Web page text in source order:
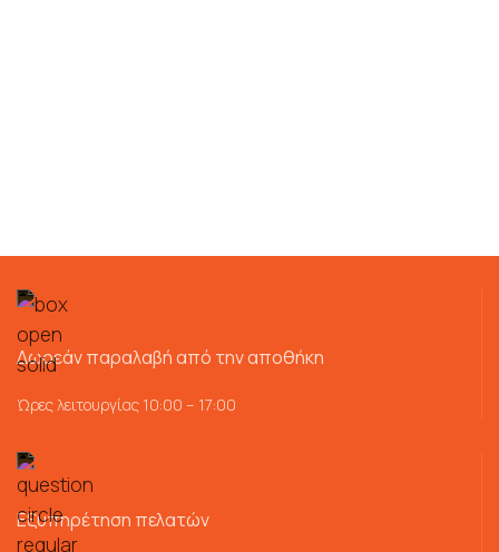
Δωρεάν παραλαβή από την αποθήκη
Ώρες λειτουργίας 10:00 – 17:00
Εξυπηρέτηση πελατών